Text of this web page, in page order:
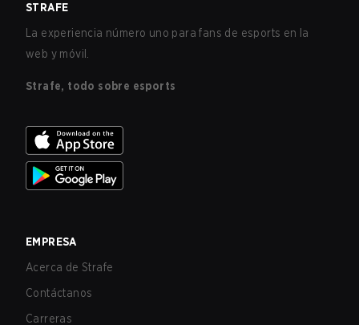
STRAFE
La experiencia número uno para fans de esports en la
web y móvil.
Strafe, todo sobre esports
EMPRESA
Acerca de Strafe
Contáctanos
Carreras